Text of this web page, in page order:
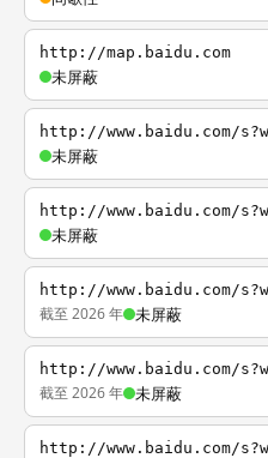
http://map.baidu.com
未屏蔽
http://www.baidu.com/
未屏蔽
http://www.baidu.com/
未屏蔽
http://www.baidu.com/
截至 2026 年 未屏蔽
http://www.baidu.com/
截至 2026 年 未屏蔽
http://www.baidu.com/